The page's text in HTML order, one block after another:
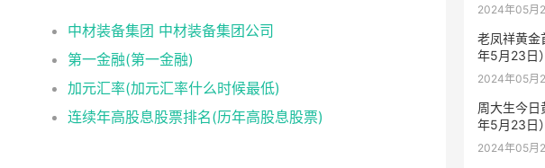
中材装备集团 中材装备集团公司
第一金融(第一金融)
加元汇率(加元汇率什么时候最低)
连续年高股息股票排名(历年高股息股票)
2024年05月
老凤祥黄金
年5月23日）
2024年05月
周大生今
年5月23日）
2024年05月